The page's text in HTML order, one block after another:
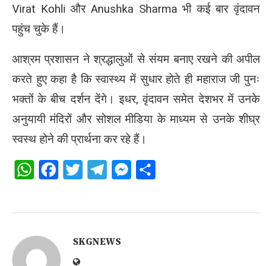
Virat Kohli और Anushka Sharma भी कई बार वृंदावन
पहुंच चुके हैं।
आश्रम प्रशासन ने श्रद्धालुओं से संयम बनाए रखने की अपील
करते हुए कहा है कि स्वास्थ्य में सुधार होते ही महाराज जी पुनः
भक्तों के बीच दर्शन देंगे। इधर, वृंदावन समेत देशभर में उनके
अनुयायी मंदिरों और सोशल मीडिया के माध्यम से उनके शीघ्र
स्वस्थ होने की प्रार्थना कर रहे हैं।
WhatsApp
Facebook
Twitter
Telegram
Messenger
SKGNEWS